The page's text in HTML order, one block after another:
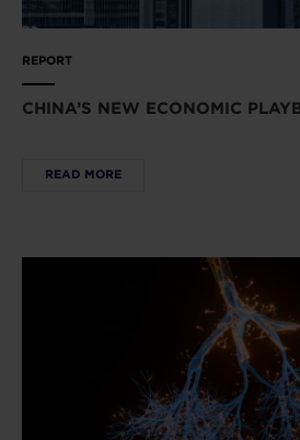
REPORT
CHINA’S NEW ECONOMIC
READ MORE